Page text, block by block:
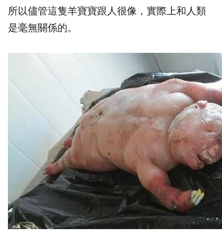
所以儘管這隻羊寶寶跟人很像，實際上和人類
是毫無關係的。